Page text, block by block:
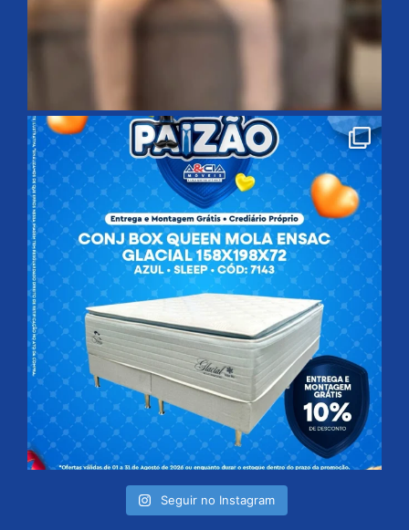
Seguir no Instagram